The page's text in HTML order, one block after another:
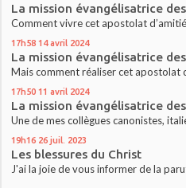
La mission évangélisatrice
Comment vivre cet apostolat
17h58 14 avril 2024
La mission évangélisatrice
Mais comment réaliser cet apostolat
17h50 11 avril 2024
La mission évangélisatrice
Une de mes collègues canonistes,
19h16 26 juil. 2023
Les blessures du Christ
J'ai la joie de vous informer de la